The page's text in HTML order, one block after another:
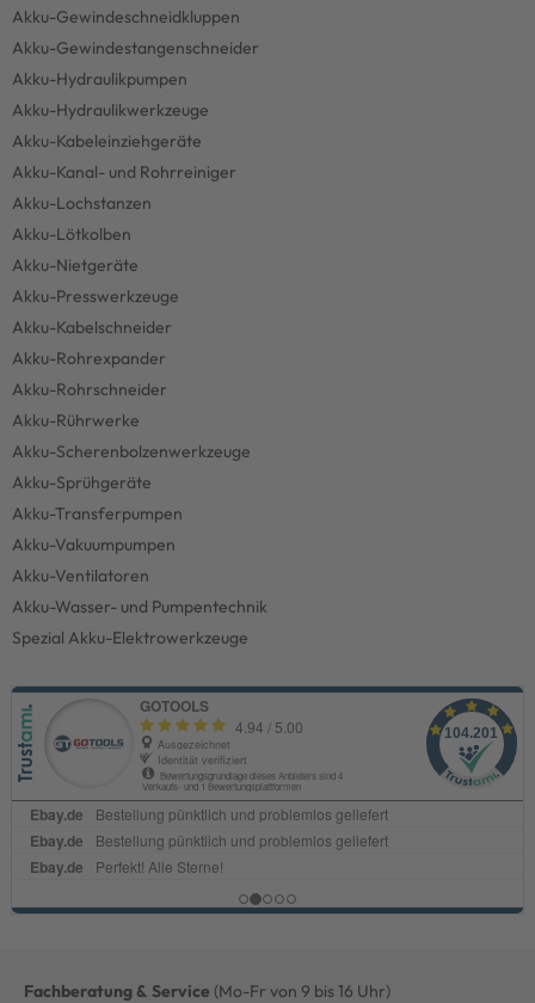
Akku-Gewindeschneidkluppen
Akku-Gewindestangenschneider
Akku-Hydraulikpumpen
Akku-Hydraulikwerkzeuge
Akku-Kabeleinziehgeräte
Akku-Kanal- und Rohrreiniger
Akku-Lochstanzen
Akku-Lötkolben
Akku-Nietgeräte
Akku-Presswerkzeuge
Akku-Kabelschneider
Akku-Rohrexpander
Akku-Rohrschneider
Akku-Rührwerke
Akku-Scherenbolzenwerkzeuge
Akku-Sprühgeräte
Akku-Transferpumpen
Akku-Vakuumpumpen
Akku-Ventilatoren
Akku-Wasser- und Pumpentechnik
Spezial Akku-Elektrowerkzeuge
Fachberatung & Service (Mo-Fr von 9 bis 16 Uhr)